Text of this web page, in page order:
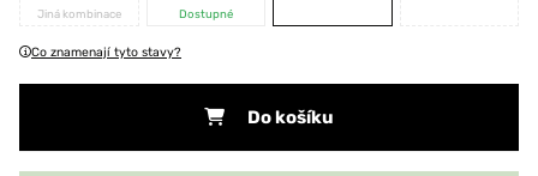
Jiná kombinace Dostupné
Co znamenají tyto stavy?
Do košíku